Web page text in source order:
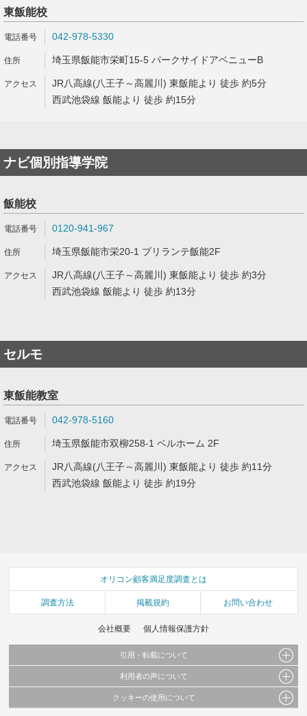
東飯能校
042-978-5330
埼玉県飯能市栄町15-5 パークサイドアベニューB
JR八高線(八王子～高麗川) 東飯能より 徒歩 約5分
西武池袋線 飯能より 徒歩 約15分
ナビ個別指導学院
飯能校
0120-941-967
埼玉県飯能市栄20-1 ブリランテ飯能2F
JR八高線(八王子～高麗川) 東飯能より 徒歩 約3分
西武池袋線 飯能より 徒歩 約13分
セルモ
東飯能教室
042-978-5160
埼玉県飯能市双柳258-1 ベルホーム 2F
JR八高線(八王子～高麗川) 東飯能より 徒歩 約11分
西武池袋線 飯能より 徒歩 約19分
オリコン顧客満足度調査とは
調査方法 掲載規約 お問い合わせ
会社概要 個人情報保護方針
引用・転載について
当サイトで公開されている情報（文字、写真、イラスト、画像データ等）及びこれらの配
これらの情報を権利者の許可なく無断転載・複製などの二次利用を行うことは固く禁じて
利用者の声について
当サイトに掲載している内容はすべてサービスの利用者が提出された見解・感想です。
クッキーの使用について